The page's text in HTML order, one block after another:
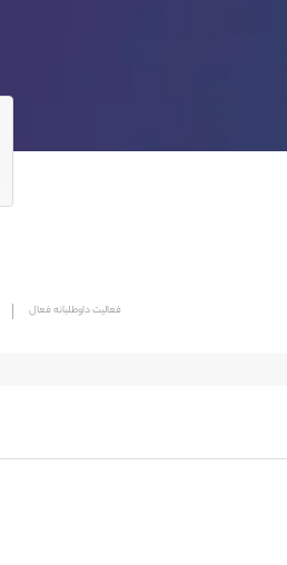
فعالیت داوطلبانه فعال